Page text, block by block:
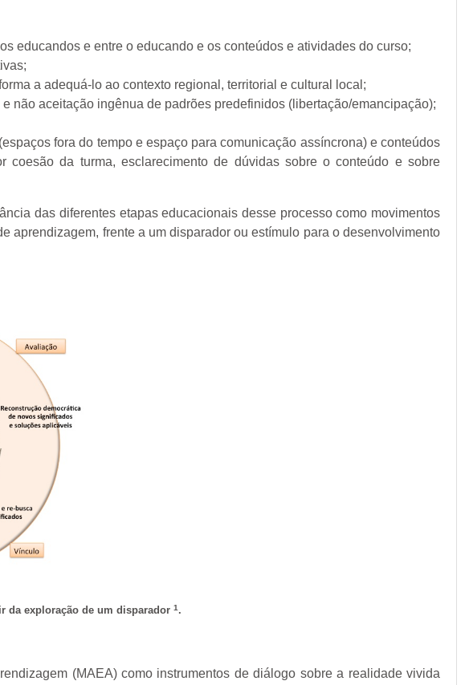
educandos e entre o educando e os conteúdos e atividades do curso;
a adequá-lo ao contexto regional, territorial e cultural local;
não aceitação ingênua de padrões predefinidos (libertação/emancipação);
fora do tempo e espaço para comunicação assíncrona) e conteúdos
da turma, esclarecimento de dúvidas sobre o conteúdo e sobre
das diferentes etapas educacionais desse processo como movimentos
aprendizagem, frente a um disparador ou estímulo para o desenvolvimento
da exploração de um disparador 1 .
(MAEA) como instrumentos de diálogo sobre a realidade vivida